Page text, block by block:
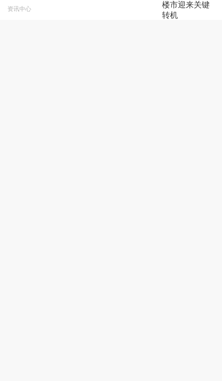
资讯中心